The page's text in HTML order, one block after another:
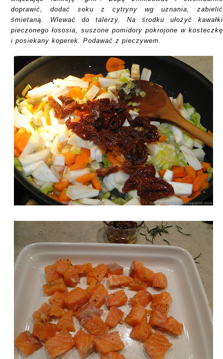
doprawić, dodać soku z cytryny wg uznania, zabielić
śmietaną. Wlewać do talerzy. Na środku ułożyć kawałki
pieczonego łososia, suszone pomidory pokrojone w kosteczkę
i posiekany koperek. Podawać z pieczywem.